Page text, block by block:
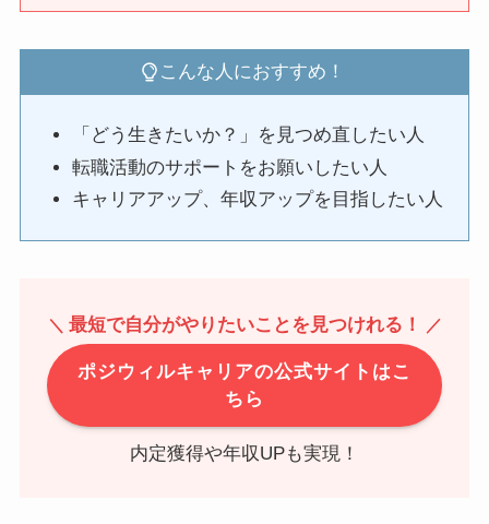
こんな人におすすめ！
「どう生きたいか？」を見つめ直したい人
転職活動のサポートをお願いしたい人
キャリアアップ、年収アップを目指したい人
＼ 最短で自分がやりたいことを見つけれる！ ／
ポジウィルキャリアの公式サイトはこ
ちら
内定獲得や年収UPも実現！